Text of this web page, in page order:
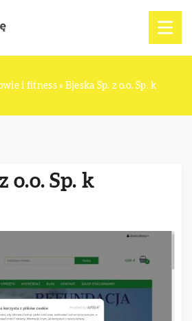
i fitness» Bjeska Sp. z o.o. Sp. k
o.o. Sp. k